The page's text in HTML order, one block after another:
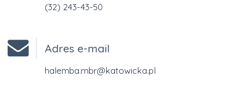
(32) 243-43-50
Adres e-mail
halemba.mbr@katowicka.pl